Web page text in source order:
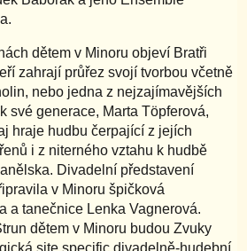
dětem v Minoru objeví Bratři
zahrají průřez svojí tvorbou včetně
nebo jedna z nejzajímavějších
své generace, Marta Töpferová,
hraje hudbu čerpající z jejích
i z niterného vztahu k hudbě
Divadelní představení
v Minoru špičková
a tanečnice Lenka Vagnerová.
dětem v Minoru budou Zvuky
site specific divadelně-hudební